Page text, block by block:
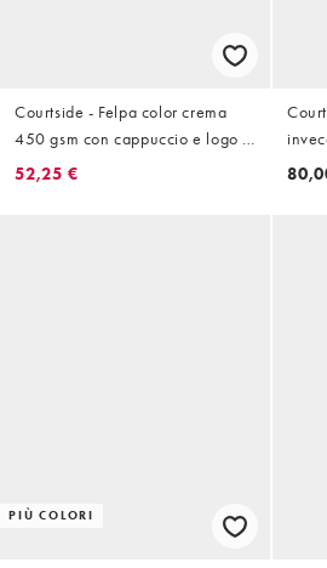
Courtside - Felpa color crema
450 gsm con cappuccio e logo a
contrasto sulle maniche
52,25 €
PIÙ COLORI